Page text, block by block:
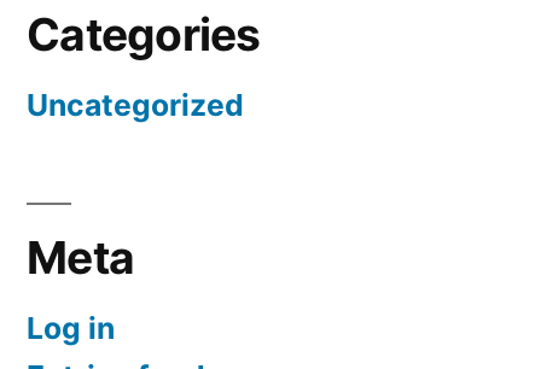
Categories
Uncategorized
Meta
Log in